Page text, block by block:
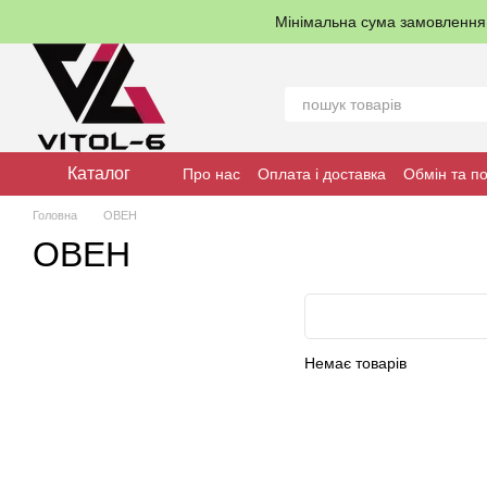
Мінімальна сума
Каталог Про нас Оплата і доставка Обмін та
Головна ОВЕН
ОВЕН
Немає товарів